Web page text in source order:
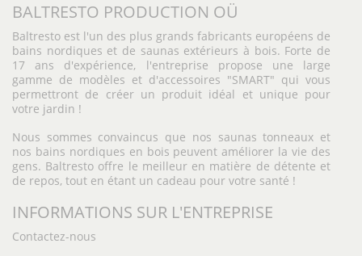
BALTRESTO PRODUCTION OÜ
Baltresto est l'un des plus grands fabricants européens de
bains nordiques et de saunas extérieurs à bois. Forte de
17 ans d'expérience, l'entreprise propose une large
gamme de modèles et d'accessoires "SMART" qui vous
permettront de créer un produit idéal et unique pour
votre jardin !
Nous sommes convaincus que nos saunas tonneaux et
nos bains nordiques en bois peuvent améliorer la vie des
gens. Baltresto offre le meilleur en matière de détente et
de repos, tout en étant un cadeau pour votre santé !
INFORMATIONS SUR L'ENTREPRISE
Contactez-nous